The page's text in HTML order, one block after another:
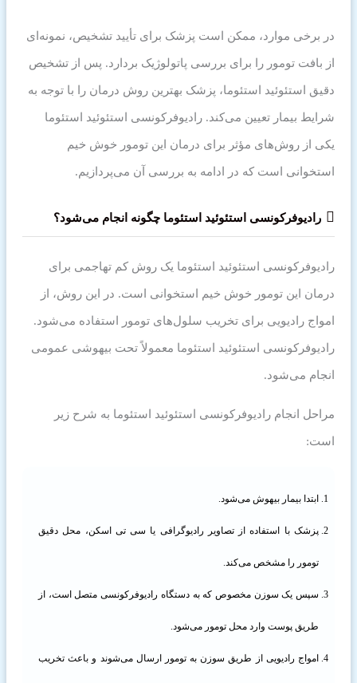
در برخی موارد، ممکن است پزشک برای تأیید تشخیص، نمونه‌ای
از بافت تومور را برای بررسی پاتولوژیک بردارد. پس از تشخیص
دقیق استئوئید استئوما، پزشک بهترین روش درمان را با توجه به
شرایط بیمار تعیین می‌کند. رادیوفرکونسی استئوئید استئوما
یکی از روش‌های مؤثر برای درمان این تومور خوش خیم
استخوانی است که در ادامه به بررسی آن می‌پردازیم.
رادیوفرکونسی استئوئید استئوما چگونه انجام می‌شود؟
رادیوفرکونسی استئوئید استئوما یک روش کم تهاجمی برای
درمان این تومور خوش خیم استخوانی است. در این روش، از
امواج رادیویی برای تخریب سلول‌های تومور استفاده می‌شود.
رادیوفرکونسی استئوئید استئوما معمولاً تحت بیهوشی عمومی
انجام می‌شود.
مراحل انجام رادیوفرکونسی استئوئید استئوما به شرح زیر
است:
ابتدا بیمار بیهوش می‌شود.
پزشک با استفاده از تصاویر رادیوگرافی یا سی تی اسکن، محل دقیق
تومور را مشخص می‌کند.
سپس یک سوزن مخصوص که به دستگاه رادیوفرکونسی متصل است، از
طریق پوست وارد محل تومور می‌شود.
امواج رادیویی از طریق سوزن به تومور ارسال می‌شوند و باعث تخریب